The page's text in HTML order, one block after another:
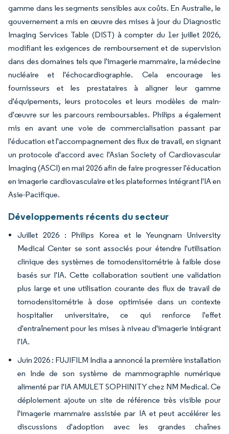
gamme dans les segments sensibles aux coûts. En Australie, le
gouvernement a mis en œuvre des mises à jour du Diagnostic
Imaging Services Table (DIST) à compter du 1er juillet 2026,
modifiant les exigences de remboursement et de supervision
dans des domaines tels que l'imagerie mammaire, la médecine
nucléaire et l'échocardiographie. Cela encourage les
fournisseurs et les prestataires à aligner leur gamme
d'équipements, leurs protocoles et leurs modèles de main-
d'œuvre sur les parcours remboursables. Philips a également
mis en avant une voie de commercialisation passant par
l'éducation et l'accompagnement des flux de travail, en signant
un protocole d'accord avec l'Asian Society of Cardiovascular
Imaging (ASCI) en mai 2026 afin de faire progresser l'éducation
en imagerie cardiovasculaire et les plateformes intégrant l'IA en
Asie-Pacifique.
Développements récents du secteur
Juillet 2026 : Philips Korea et le Yeungnam University
Medical Center se sont associés pour étendre l'utilisation
clinique des systèmes de tomodensitométrie à faible dose
basés sur l'IA. Cette collaboration soutient une validation
plus large et une utilisation courante des flux de travail de
tomodensitométrie à dose optimisée dans un contexte
hospitalier universitaire, ce qui renforce l'effet
d'entraînement pour les mises à niveau d'imagerie intégrant
l'IA.
Juin 2026 : FUJIFILM India a annoncé la première installation
en Inde de son système de mammographie numérique
alimenté par l'IA AMULET SOPHINITY chez NM Medical. Ce
déploiement ajoute un site de référence très visible pour
l'imagerie mammaire assistée par IA et peut accélérer les
discussions d'adoption avec les grandes chaînes